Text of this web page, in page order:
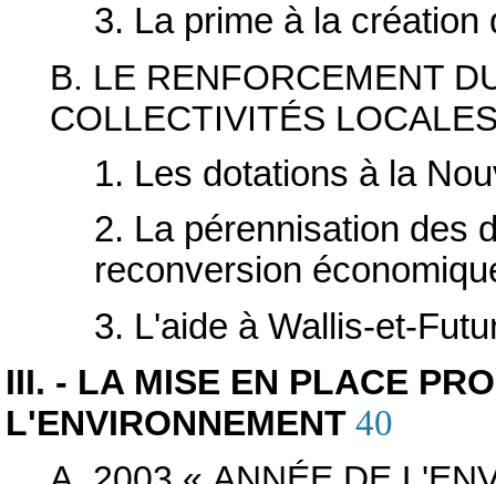
3. La prime à la
B. LE RENFORCEMENT
COLLECTIVITÉS
1. Les dotations à la
2. La pérennisation des
reconversion
3. L'aide à Wallis-et-
III. - LA MISE EN PLACE
L'ENVIRONNEMENT 40